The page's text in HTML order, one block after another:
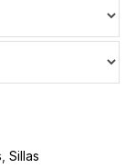
Sillas